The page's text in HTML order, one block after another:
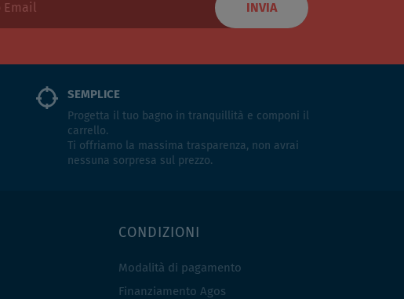
INVIA
SEMPLICE
Progetta il tuo bagno in tranquillità e componi il
carrello.
Ti offriamo la massima trasparenza, non avrai
nessuna sorpresa sul prezzo.
CONDIZIONI
Modalità di pagamento
Finanziamento Agos